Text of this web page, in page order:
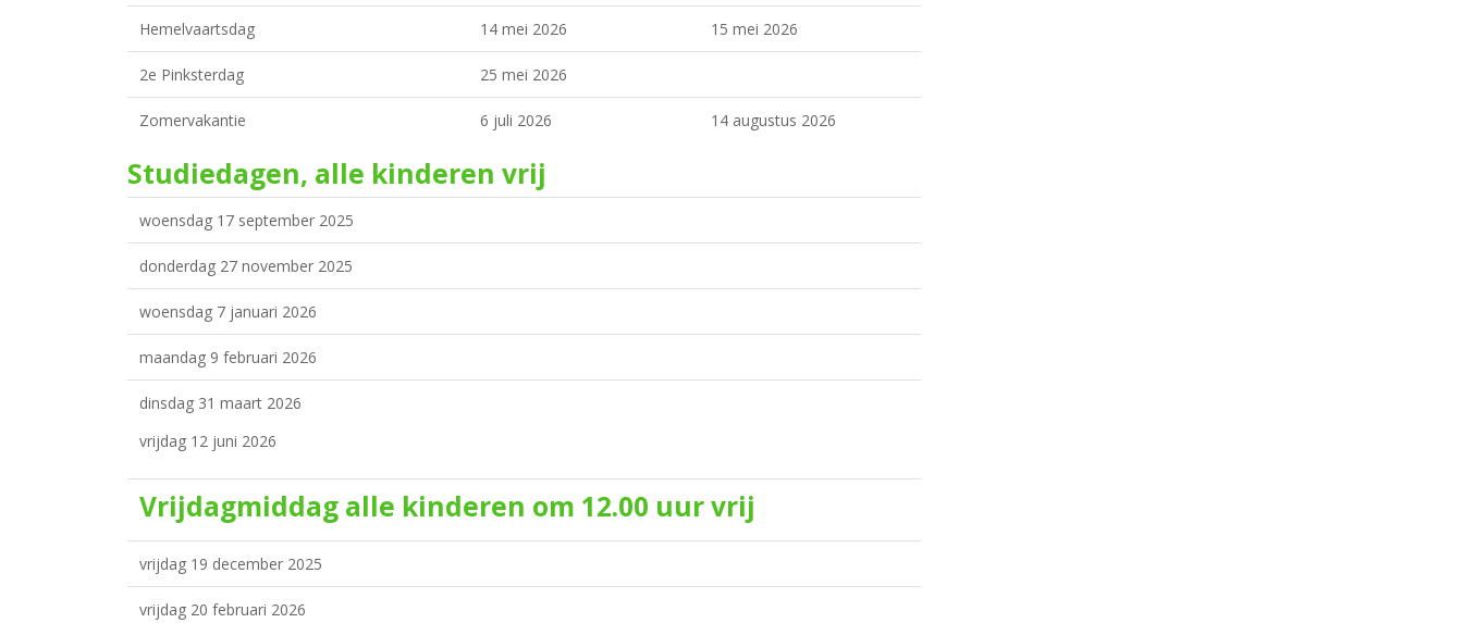
Hemelvaartsdag 14 mei 2026 15 mei 2026
2e Pinksterdag 25 mei 2026
Zomervakantie 6 juli 2026 14 augustus 2026
Studiedagen, alle kinderen vrij
woensdag 17 september 2025
donderdag 27 november 2025
woensdag 7 januari 2026
maandag 9 februari 2026
dinsdag 31 maart 2026
vrijdag 12 juni 2026
Vrijdagmiddag alle kinderen om 12.00 uur vrij
vrijdag 19 december 2025
vrijdag 20 februari 2026